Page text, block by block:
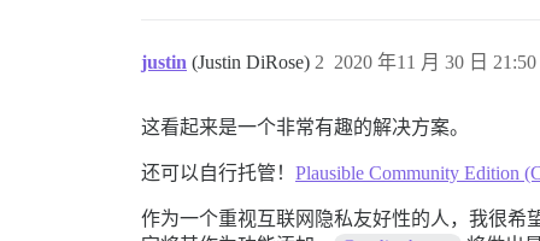
justin (Justin DiRose) 2020 年11 月 30 日 21:50
2
这看起来是一个非常有趣的解决方案。
还可以自行托管！ Plausible Community Edition
作为一个重视互联网隐私友好性的人，我很希